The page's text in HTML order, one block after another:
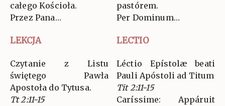
całego Kościoła.
Przez Pana…
pastórem.
Per Dominum…
LEKCJA LECTIO
Czytanie z Listu
świętego Pawła
Apostoła do Tytusa.
Tt 2:11-15
Léctio Epístolæ beati
Pauli Apóstoli ad Titum
Tit 2:11-15
Caríssime: Appáruit